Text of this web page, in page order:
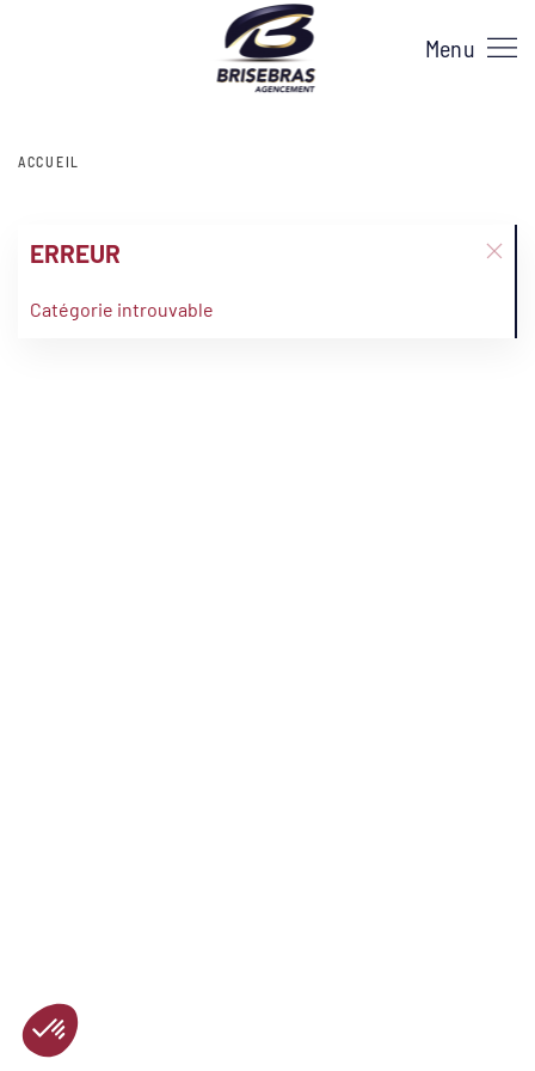
Menu
ACCUEIL
ERREUR
Catégorie introuvable